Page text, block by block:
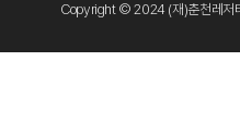
Copyright © 2024 (재)춘천레저